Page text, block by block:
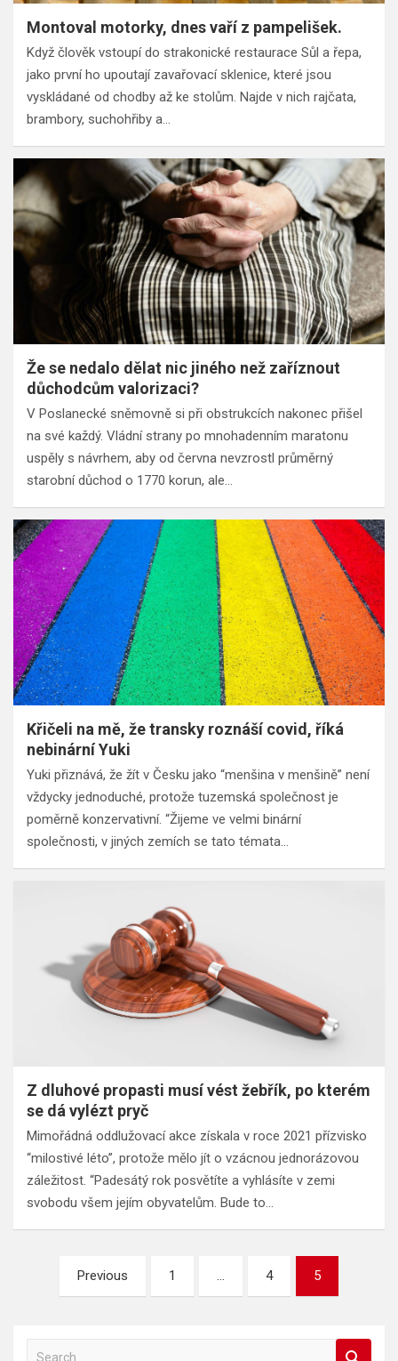
Montoval motorky, dnes vaří z pampelišek.
Když člověk vstoupí do strakonické restaurace Sůl a řepa,
jako první ho upoutají zavařovací sklenice, které jsou
vyskládané od chodby až ke stolům. Najde v nich rajčata,
brambory, suchohřiby a…
Že se nedalo dělat nic jiného než zaříznout
důchodcům valorizaci?
V Poslanecké sněmovně si při obstrukcích nakonec přišel
na své každý. Vládní strany po mnohadenním maratonu
uspěly s návrhem, aby od června nevzrostl průměrný
starobní důchod o 1770 korun, ale…
Křičeli na mě, že transky roznáší covid, říká
nebinární Yuki
Yuki přiznává, že žít v Česku jako “menšina v menšině” není
vždycky jednoduché, protože tuzemská společnost je
poměrně konzervativní. “Žijeme ve velmi binární
společnosti, v jiných zemích se tato témata…
Z dluhové propasti musí vést žebřík, po kterém
se dá vylézt pryč
Mimořádná oddlužovací akce získala v roce 2021 přízvisko
“milostivé léto”, protože mělo jít o vzácnou jednorázovou
záležitost. “Padesátý rok posvětíte a vyhlásíte v zemi
svobodu všem jejím obyvatelům. Bude to…
Stránkování
příspěvků
Previous 1 … 4 5